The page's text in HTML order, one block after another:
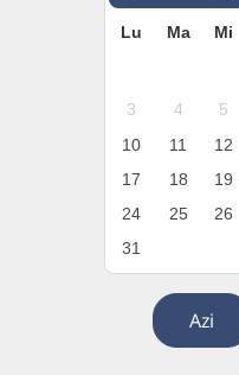
Lu Ma Mi
3
4 5
10
11 12
17
18 19
24
25 26
31
Azi